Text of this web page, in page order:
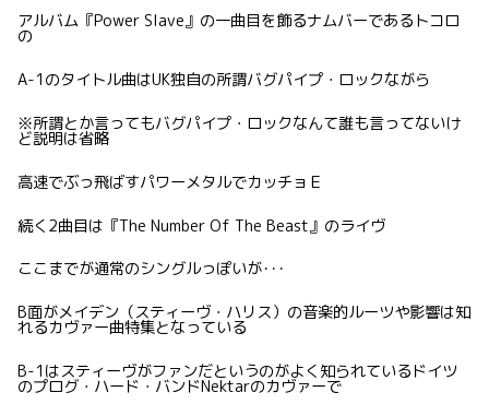
アルバム『Power Slave』の一曲目を飾るナムバーであるトコロ
の
A-1のタイトル曲はUK独自の所謂バグパイプ・ロックながら
※所謂とか言ってもバグパイプ・ロックなんて誰も言ってないけ
ど説明は省略
高速でぶっ飛ばすパワーメタルでカッチョＥ
続く2曲目は『The Number Of The Beast』のライヴ
ここまでが通常のシングルっぽいが･･･
B面がメイデン（スティーヴ・ハリス）の音楽的ルーツや影響は知
れるカヴァー曲特集となっている
B-1はスティーヴがファンだというのがよく知られているドイツ
のプログ・ハード・バンドNektarのカヴァーで